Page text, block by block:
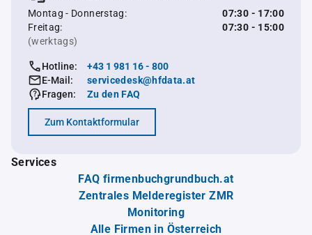
Montag - Donnerstag:
07:30 - 17:00
Freitag:
07:30 - 15:00
(werktags)
Hotline:
+43 1 981 16 - 800
E-Mail:
servicedesk@hfdata.at
Fragen:
Zu den FAQ
Zum Kontaktformular
Services
FAQ firmenbuchgrundbuch.at
Zentrales Melderegister ZMR
Monitoring
Alle Firmen in Österreich